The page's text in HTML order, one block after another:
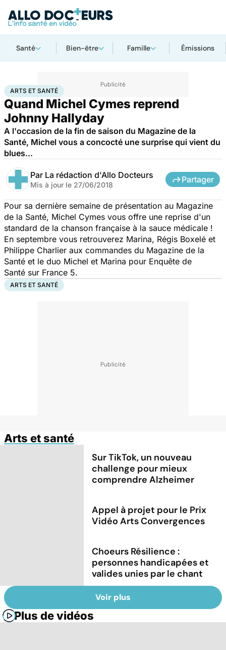
Santé Bien-être Famille Émissions
AccueilBien-êtreArts et santé
ARTS ET SANTÉ
Quand Michel Cymes reprend
Johnny Hallyday
A l'occasion de la fin de saison du Magazine de la
Santé, Michel vous a concocté une surprise qui vient du
blues...
Par La rédaction d'Allo Docteurs
Mis à jour le 27/06/2018
Partager
Pour sa dernière semaine de présentation au Magazine
de la Santé, Michel Cymes vous offre une reprise d'un
standard de la chanson française à la sauce médicale !
En septembre vous retrouverez Marina, Régis Boxelé et
Philippe Charlier aux commandes du Magazine de la
Santé et le duo Michel et Marina pour Enquête de
Santé sur France 5.
ARTS ET SANTÉ
Arts et santé
Sur TikTok, un nouveau
challenge pour mieux
comprendre Alzheimer
Appel à projet pour le Prix
Vidéo Arts Convergences
Choeurs Résilience :
personnes handicapées et
valides unies par le chant
Voir plus
Plus de vidéos